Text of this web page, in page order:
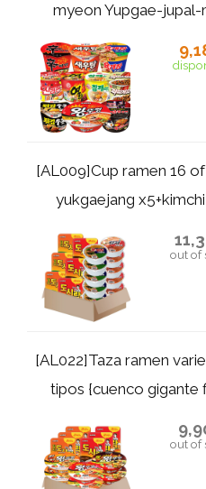
myeon Yupgae-jupal-
[AL009]Cup ramen 16
yukgaejang
out of
[AL022]Taza ramen
tipos {cuenco gigante
out of